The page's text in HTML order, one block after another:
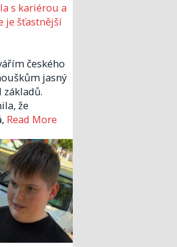
s kariérou a
je šťastnější
českého
jasný
základů.
že
Read More